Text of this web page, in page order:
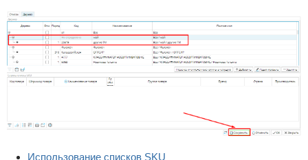
Использование списков SKU